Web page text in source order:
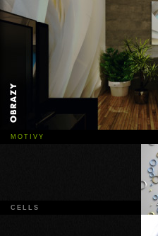
MOTIVY
CELLS